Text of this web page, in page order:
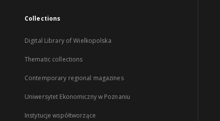
Collections
Digital Library of Wielkopolska
Thematic collections
Contemporary regional magazines
Uniwersytet Ekonomiczny w Poznaniu
Instytucje współtworzące